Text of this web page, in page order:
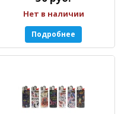
Нет в наличии
Подробнее